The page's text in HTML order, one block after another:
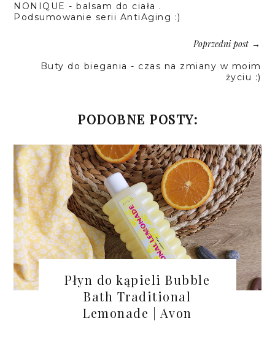
NONIQUE - balsam do ciała .
Podsumowanie serii AntiAging :)
Poprzedni post→
Buty do biegania - czas na zmiany w moim
życiu :)
PODOBNE POSTY:
Płyn do kąpieli Bubble
Bath Traditional
Lemonade | Avon